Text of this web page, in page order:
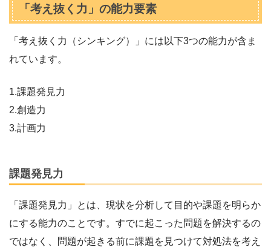
「考え抜く力」の能力要素
「考え抜く力（シンキング）」には以下3つの能力が含ま
れています。
1.課題発見力
2.創造力
3.計画力
課題発見力
「課題発見力」とは、現状を分析して目的や課題を明らか
にする能力のことです。すでに起こった問題を解決するの
ではなく、問題が起きる前に課題を見つけて対処法を考え